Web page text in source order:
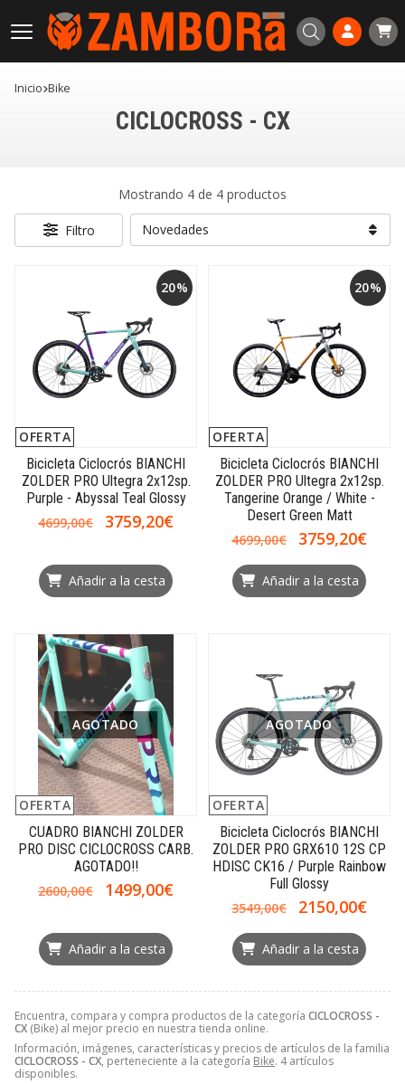
Buscar
Inicio bike
CICLOCROSS - CX
Encuentra, compara y compra productos de la categoría CICLOCROSS -
CX (Bike) al mejor precio en nuestra tienda online.
Información, imágenes, características y precios de artículos de la familia
CICLOCROSS - CX, perteneciente a la categoría Bike. 4 artículos
disponibles.
Mostrando 4 de 4 productos
Filtro
20%
OFERTA
Bicicleta Ciclocrós BIANCHI
ZOLDER PRO Ultegra 2x12sp.
Purple - Abyssal Teal Glossy
4699,00€
3759,20€
Añadir a la cesta
20%
OFERTA
Bicicleta Ciclocrós BIANCHI
ZOLDER PRO Ultegra 2x12sp.
Tangerine Orange / White -
Desert Green Matt
4699,00€
3759,20€
Añadir a la cesta
OFERTA
AGOTADO
CUADRO BIANCHI ZOLDER
PRO DISC CICLOCROSS CARB.
AGOTADO!!
2600,00€
1499,00€
Añadir a la cesta
OFERTA
AGOTADO
Bicicleta Ciclocrós BIANCHI
ZOLDER PRO GRX610 12S CP
HDISC CK16 / Purple Rainbow
Full Glossy
3549,00€
2150,00€
Añadir a la cesta